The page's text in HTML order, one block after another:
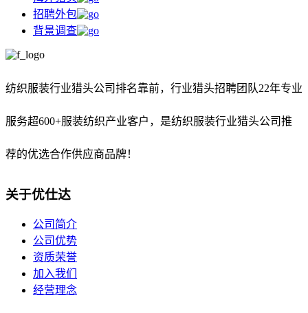
招聘外包
背景调查
纺织服装行业猎头公司排名靠前， 行业猎头招聘团队22年专业
服务超600+服装纺织产业客户，是纺织服装行业猎头公司推
荐的优选合作供应商品牌！
关于优仕达
公司简介
公司优势
资质荣誉
加入我们
经营理念